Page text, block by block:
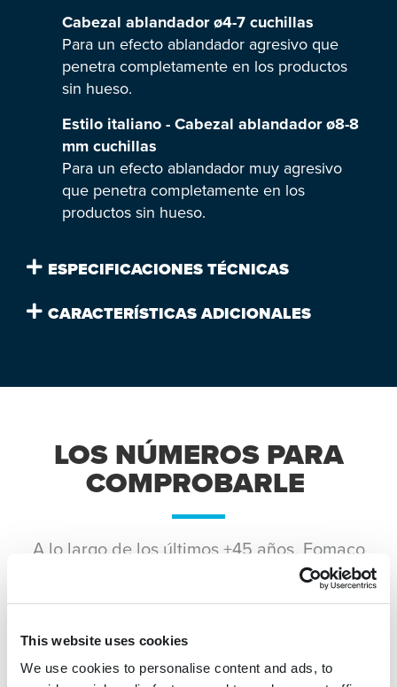
This website uses cookies
We use cookies to personalise content and ads, to
Cabezal ablandador ø4-7 cuchillas
Para un efecto ablandador agresivo que
penetra completamente en los productos
sin hueso.
Estilo italiano - Cabezal ablandador ø8-8
mm cuchillas
Para un efecto ablandador muy agresivo
que penetra completamente en los
productos sin hueso.
ESPECIFICACIONES TÉCNICAS
CARACTERÍSTICAS ADICIONALES
LOS NÚMEROS PARA
COMPROBARLE
A lo largo de los últimos +45 años, Fomaco
se ha ganado el reconocimiento mundial.
Nuestra pasión, creatividad y trabajo duro
son los mismos valores fundamentales los
que nos acompañarán en el futuro.